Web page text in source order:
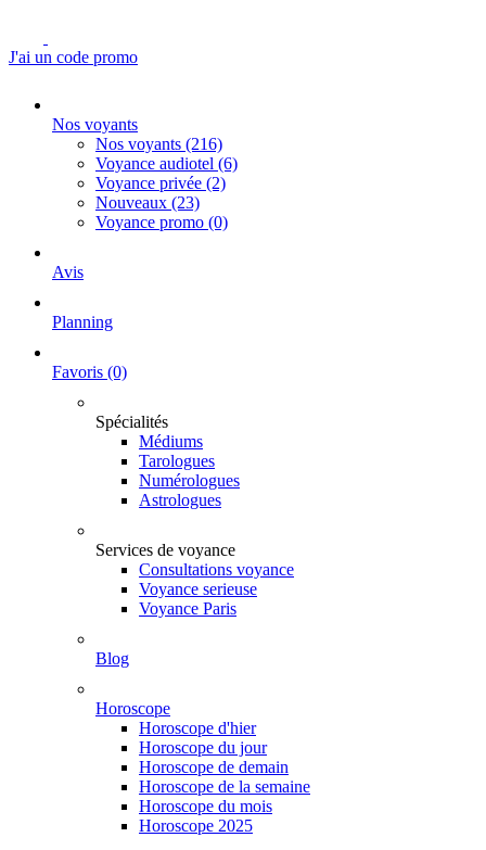
J'ai un code promo
Nos voyants
Nos voyants (216)
Voyance audiotel (6)
Voyance privée (2)
Nouveaux (23)
Voyance promo (0)
Avis
Planning
Favoris (0)
Spécialités
Médiums
Tarologues
Numérologues
Astrologues
Services de voyance
Consultations voyance
Voyance serieuse
Voyance Paris
Blog
Horoscope
Horoscope d'hier
Horoscope du jour
Horoscope de demain
Horoscope de la semaine
Horoscope du mois
Horoscope 2025